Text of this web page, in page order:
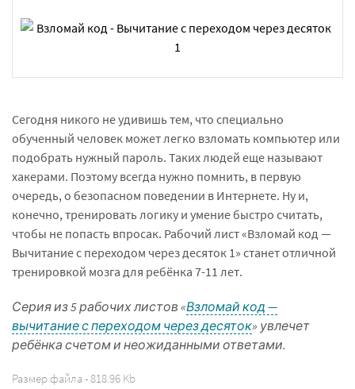
Сегодня никого не удивишь тем, что специально
обученный человек может легко взломать компьютер или
подобрать нужный пароль. Таких людей еще называют
хакерами. Поэтому всегда нужно помнить, в первую
очередь, о безопасном поведении в Интернете. Ну и,
конечно, тренировать логику и умение быстро считать,
чтобы не попасть впросак. Рабочий лист «Взломай код —
Вычитание с переходом через десяток 1» станет отличной
тренировкой мозга для ребёнка 7-11 лет.
Серия из 5 рабочих листов «Взломай код —
вычитание с переходом через десяток» увлечет
ребёнка счетом и неожиданными ответами.
Размер файла - 818.96 Kb